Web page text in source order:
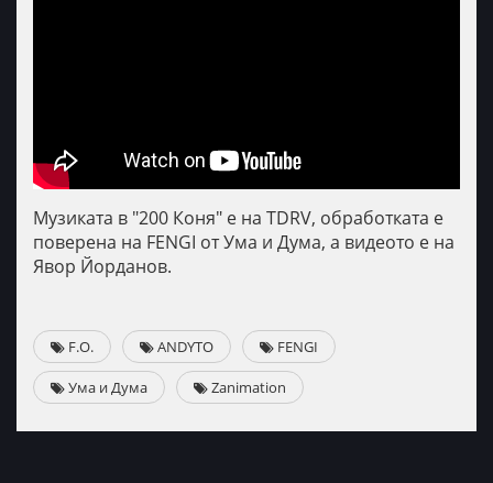
Музиката в "200 Коня" е на ТDRV, обработката е
поверена на FENGI от Ума и Дума, а видеото е на
Явор Йорданов.
F.O. ANDYTO FENGI
Ума и Дума Zanimation